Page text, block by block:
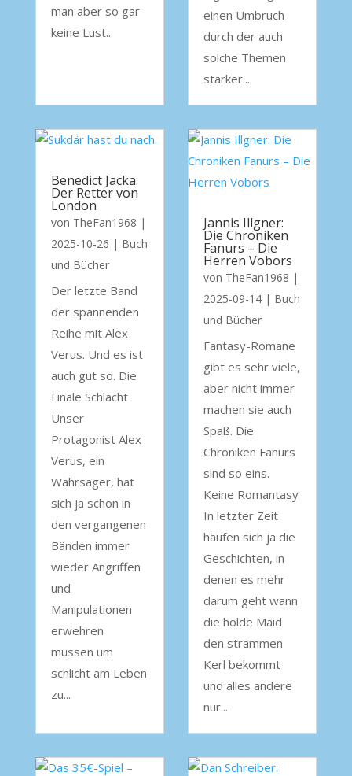
man aber so gar
keine Lust...
einen Umbruch
durch der auch
solche Themen
stärker...
Benedict Jacka:
Der Retter von
London
von TheFan1968 |
2025-10-26 | Buch
und Bücher
Der letzte Band
der spannenden
Reihe mit Alex
Verus. Und es ist
auch gut so. Die
Finale Schlacht
Unser
Protagonist Alex
Verus, ein
Wahrsager, hat
sich ja schon in
den vergangenen
Bänden immer
wieder Angriffen
und
Manipulationen
erwehren
müssen um
schlicht am Leben
zu...
Jannis Illgner:
Die Chroniken
Fanurs – Die
Herren Vobors
von TheFan1968 |
2025-09-14| Buch
und Bücher
Fantasy-Romane
gibt es sehr viele,
aber nicht immer
machen sie auch
Spaß. Die
Chroniken Fanurs
sind so eins.
Keine Romantasy
In letzter Zeit
häufen sich ja die
Geschichten, in
denen es mehr
darum geht wann
die holde Maid
den strammen
Kerl bekommt
und alles andere
nur...